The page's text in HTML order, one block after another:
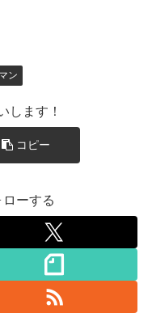
ン
します！
コピー
ーする